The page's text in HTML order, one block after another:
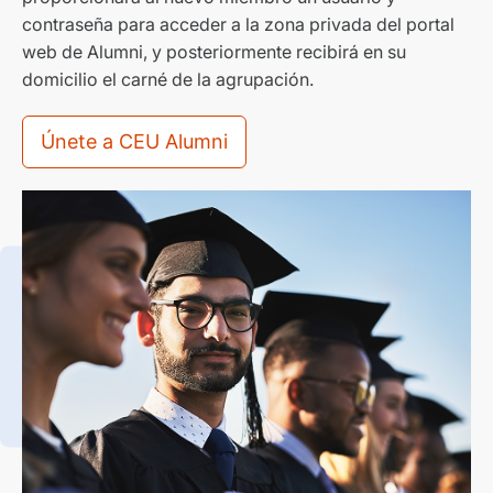
contraseña para acceder a la zona privada del portal
web de Alumni, y posteriormente recibirá en su
domicilio el carné de la agrupación.
Únete a CEU Alumni